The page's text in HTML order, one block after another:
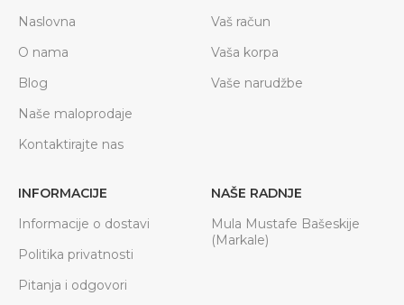
Naslovna
O nama
Blog
Naše maloprodaje
Kontaktirajte nas
Vaš račun
Vaša korpa
Vaše narudžbe
INFORMACIJE
Informacije o dostavi
Politika privatnosti
Pitanja i odgovori
NAŠE RADNJE
Mula Mustafe Bašeskije
(Markale)